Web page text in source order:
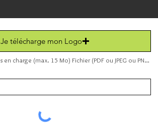
Je télécharge mon Logo
Importez un fichier pris en charge (max. 15 Mo) Fichier (PDF ou JPEG ou PNG).